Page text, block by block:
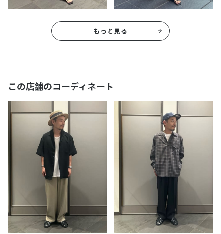
もっと見る
この店舗のコーディネート